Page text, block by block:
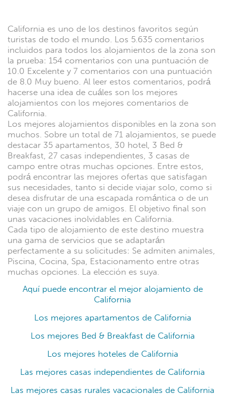
California es uno de los destinos favoritos según
turistas de todo el mundo. Los 5.635 comentarios
incluidos para todos los alojamientos de la zona son
la prueba: 154 comentarios con una puntuación de
10.0 Excelente y 7 comentarios con una puntuación
de 8.0 Muy bueno. Al leer estos comentarios, podrá
hacerse una idea de cuáles son los mejores
alojamientos con los mejores comentarios de
California.
Los mejores alojamientos disponibles en la zona son
muchos. Sobre un total de 71 alojamientos, se puede
destacar 35 apartamentos, 30 hotel, 3 Bed &
Breakfast, 27 casas independientes, 3 casas de
campo entre otras muchas opciones. Entre estos,
podrá encontrar las mejores ofertas que satisfagan
sus necesidades, tanto si decide viajar solo, como si
desea disfrutar de una escapada romántica o de un
viaje con un grupo de amigos. El objetivo final son
unas vacaciones inolvidables en California.
Cada tipo de alojamiento de este destino muestra
una gama de servicios que se adaptarán
perfectamente a su solicitudes: Se admiten animales,
Piscina, Cocina, Spa, Estacionamento entre otras
muchas opciones. La elección es suya.
Aquí puede encontrar el mejor alojamiento de
California
Los mejores apartamentos de California
Los mejores Bed & Breakfast de California
Los mejores hoteles de California
Las mejores casas independientes de California
Las mejores casas rurales vacacionales de California